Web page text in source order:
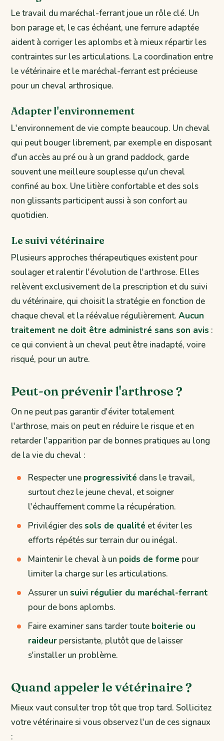
Le travail du maréchal-ferrant joue un rôle clé. Un
bon parage et, le cas échéant, une ferrure adaptée
aident à corriger les aplombs et à mieux répartir les
contraintes sur les articulations. La coordination entre
le vétérinaire et le maréchal-ferrant est précieuse
pour un cheval arthrosique.
Adapter l'environnement
L'environnement de vie compte beaucoup. Un cheval
qui peut bouger librement, par exemple en disposant
d'un accès au pré ou à un grand paddock, garde
souvent une meilleure souplesse qu'un cheval
confiné au box. Une litière confortable et des sols
non glissants participent aussi à son confort au
quotidien.
Le suivi vétérinaire
Plusieurs approches thérapeutiques existent pour
soulager et ralentir l'évolution de l'arthrose. Elles
relèvent exclusivement de la prescription et du suivi
du vétérinaire, qui choisit la stratégie en fonction de
chaque cheval et la réévalue régulièrement. Aucun
traitement ne doit être administré sans son avis :
ce qui convient à un cheval peut être inadapté, voire
risqué, pour un autre.
Peut-on prévenir l'arthrose ?
On ne peut pas garantir d'éviter totalement
l'arthrose, mais on peut en réduire le risque et en
retarder l'apparition par de bonnes pratiques au long
de la vie du cheval :
Respecter une progressivité dans le travail,
surtout chez le jeune cheval, et soigner
l'échauffement comme la récupération.
Privilégier dessols de qualité et éviter les
efforts répétés sur terrain dur ou inégal.
Maintenir le cheval à un poids de forme pour
limiter la charge sur les articulations.
Assurer un suivi régulier du maréchal-ferrant
pour de bons aplombs.
Faire examiner sans tarder toute boiterie ou
raideur persistante, plutôt que de laisser
s'installer un problème.
Quand appeler le vétérinaire ?
Mieux vaut consulter trop tôt que trop tard. Sollicitez
votre vétérinaire si vous observez l'un de ces signaux
: